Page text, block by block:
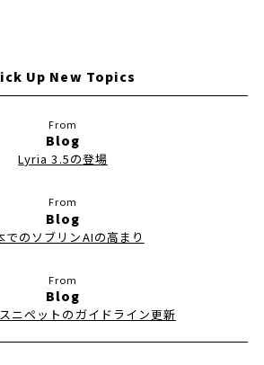
Up New Topics
Blog
Lyria 3.5の登場
Blog
でのソブリンAIの高まり
Blog
ニペットのガイドライン更新